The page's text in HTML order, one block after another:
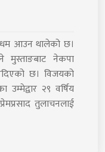
आउन थालेको छ।
मुस्ताङबाट नेकपा
छ। विजयको
२९ वर्षिय
तुलाचनलाई